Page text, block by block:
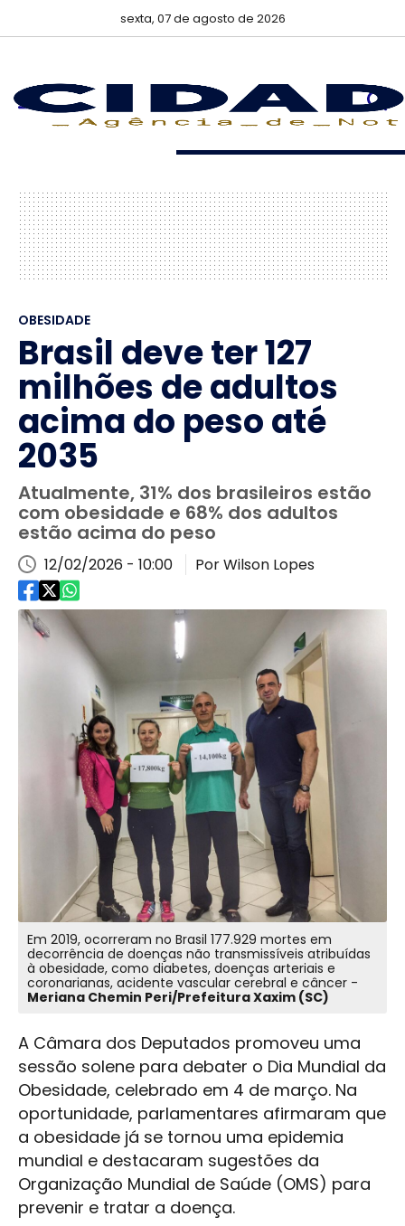
sexta, 07 de agosto de 2026
OBESIDADE
Brasil deve ter 127
milhões de adultos
acima do peso até
2035
Atualmente, 31% dos brasileiros estão
com obesidade e 68% dos adultos
estão acima do peso
12/02/2026 - 10:00 Por Wilson Lopes
Em 2019, ocorreram no Brasil 177.929 mortes em
decorrência de doenças não transmissíveis atribuídas
à obesidade, como diabetes, doenças arteriais e
coronarianas, acidente vascular cerebral e câncer -
Meriana Chemin Peri/Prefeitura Xaxim (SC)
A Câmara dos Deputados promoveu uma
sessão solene para debater o Dia Mundial da
Obesidade, celebrado em 4 de março. Na
oportunidade, parlamentares afirmaram que
a obesidade já se tornou uma epidemia
mundial e destacaram sugestões da
Organização Mundial de Saúde (OMS) para
prevenir e tratar a doença.